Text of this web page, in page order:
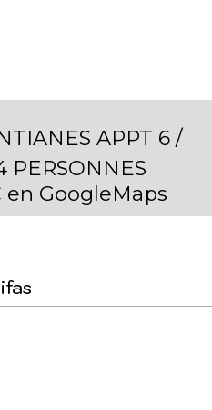
APPT 6 /
PERSONNES
GoogleMaps